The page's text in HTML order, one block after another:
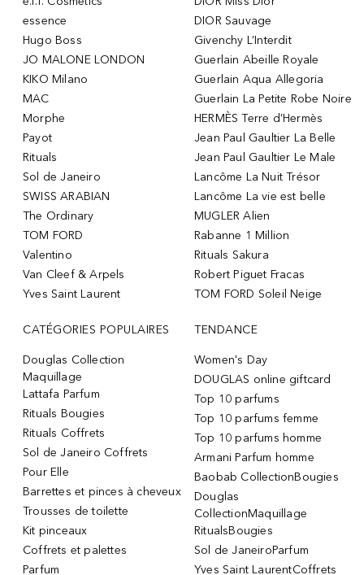
essence
Hugo Boss
JO MALONE LONDON
KIKO Milano
MAC
Morphe
Payot
Rituals
Sol de Janeiro
SWISS ARABIAN
The Ordinary
TOM FORD
Valentino
Van Cleef & Arpels
Yves Saint Laurent
DIOR Sauvage
Givenchy L’Interdit
Guerlain Abeille Royale
Guerlain Aqua Allegoria
Guerlain La Petite Robe Noire
HERMÈS Terre d’Hermès
Jean Paul Gaultier La Belle
Jean Paul Gaultier Le Male
Lancôme La Nuit Trésor
Lancôme La vie est belle
MUGLER Alien
Rabanne 1 Million
Rituals Sakura
Robert Piguet Fracas
TOM FORD Soleil Neige
CATÉGORIES POPULAIRES
Douglas Collection
Maquillage
Lattafa Parfum
Rituals Bougies
Rituals Coffrets
Sol de Janeiro Coffrets
Pour Elle
Barrettes et pinces à cheveux
Trousses de toilette
Kit pinceaux
Coffrets et palettes
Parfum
TENDANCE
Women's Day
DOUGLAS online giftcard
Top 10 parfums
Top 10 parfums femme
Top 10 parfums homme
Armani Parfum homme
Baobab CollectionBougies
Douglas
CollectionMaquillage
RitualsBougies
Sol de JaneiroParfum
Yves Saint LaurentCoffrets